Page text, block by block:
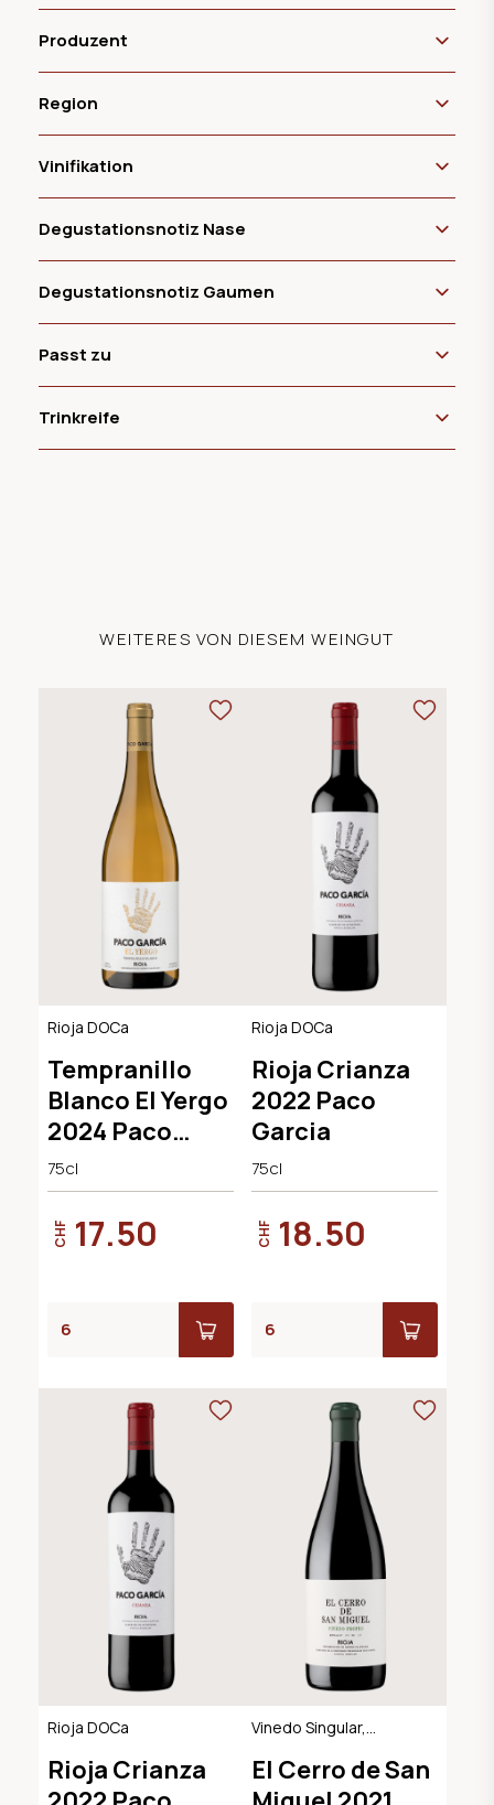
Produzent
Region
Vinifikation
Degustationsnotiz Nase
Degustationsnotiz Gaumen
Passt zu
Trinkreife
WEITERES VON DIESEM WEINGUT
Rioja DOCa
Tempranillo
Blanco El Yergo
2024 Paco
Garcia
75cl
CHF 17.50
Rioja DOCa
Rioja Crianza
2022 Paco
Garcia
75cl
CHF 18.50
Rioja DOCa
Rioja Crianza
Vinedo Singular,
El Cerro de San